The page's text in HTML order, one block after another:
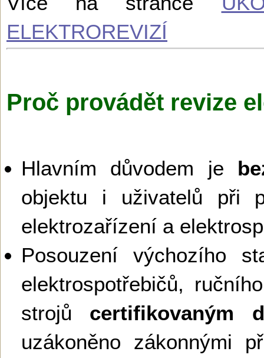
ELEKTROREVIZÍ
Proč provádět revize
Hlavním důvodem je
objektu i uživatelů při
elektrozařízení a
Posouzení výchozího
elektrospotřebičů,
strojů certifikovaným
uzákoněno zákonnými